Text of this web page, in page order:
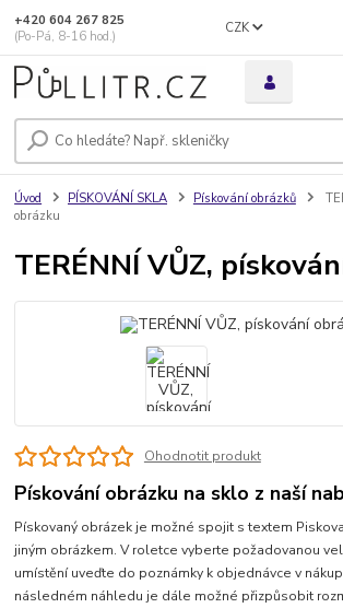
CZK
+420 604 267 825
(Po-Pá, 8-16 hod.)
Úvod PÍSKOVÁNÍ SKLA Pískování obrázků
obrázku
TERÉNNÍ VŮZ,
Ohodnotit produkt
Pískování obrázku na sklo z naší
Pískovaný obrázek je možné spojit s textem
jiným obrázkem. V roletce vyberte požadovanou
umístění uveďte do poznámky k objednávce v
následném náhledu je dále možné přizpůsobit